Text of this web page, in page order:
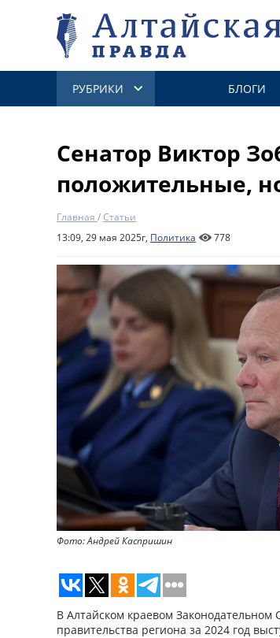
РУБРИКИ БЛОГИ
Сенатор Виктор
положительные,
Главная /Статьи
13:09, 29 мая 2025г, Политика 778
Фото: Андрей Каспришин
В Алтайском краевом Законодательном
правительства региона за 2024 год